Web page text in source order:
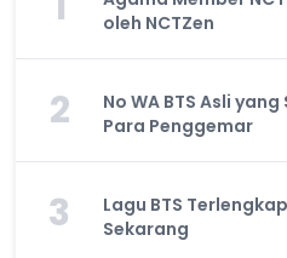
oleh NCTZen
2
No WA BTS Asli
Para Penggemar
3
Lagu BTS
Sekarang